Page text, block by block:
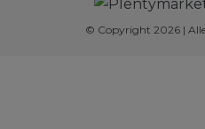
© Copyright 2026 |